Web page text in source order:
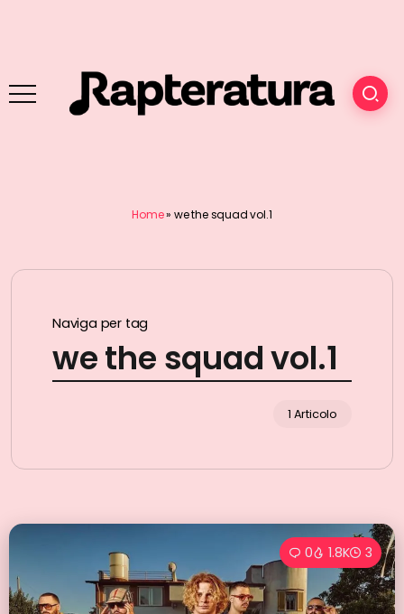
Home»we the squad vol.1
Naviga per tag
we the squad vol.1
1 Articolo
0 1.8K 3